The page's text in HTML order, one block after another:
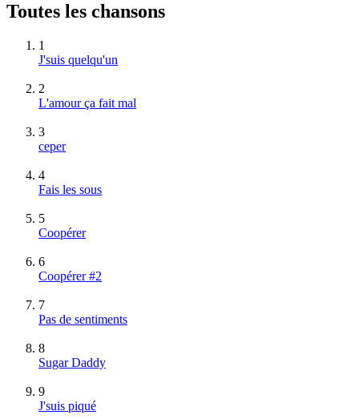
Toutes les chansons
1
J'suis quelqu'un
2
L'amour ça fait mal
3
ceper
4
Fais les sous
5
Coopérer
6
Coopérer #2
7
Pas de sentiments
8
Sugar Daddy
9
J'suis piqué